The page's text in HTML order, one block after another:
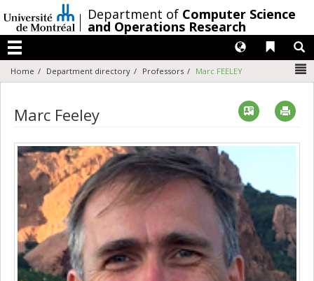
au
contenu
/Department of Computer Science
and Operations Research
Menu
Liens
Langues
Home Department directory Professors Marc FEELEY
Marc Feeley Vcard